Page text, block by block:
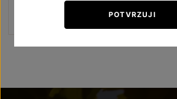
POTVRZUJI